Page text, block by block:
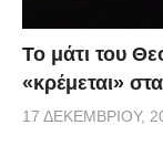
Το μάτι του
«κρέμεται»
17 ΔΕΚΕΜΒΡΊΟΥ,